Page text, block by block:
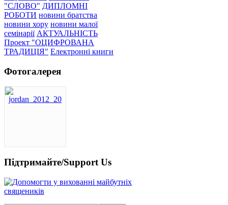
"СЛОВО" ДИПЛОМНІ
РОБОТИ новини братства
новини хору новини малої
семінарії АКТУАЛЬНІСТЬ
Проект "ОЦИФРОВАНА
ТРАДИЦІЯ" Електронні книги
Фотогалерея
Підтримайте/Support Us